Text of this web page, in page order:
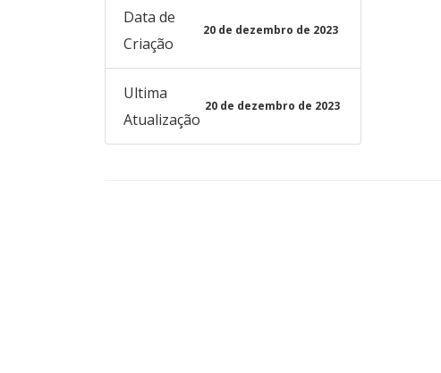
Data de
Criação
20 de dezembro de 2023
Ultima
Atualização
20 de dezembro de 2023